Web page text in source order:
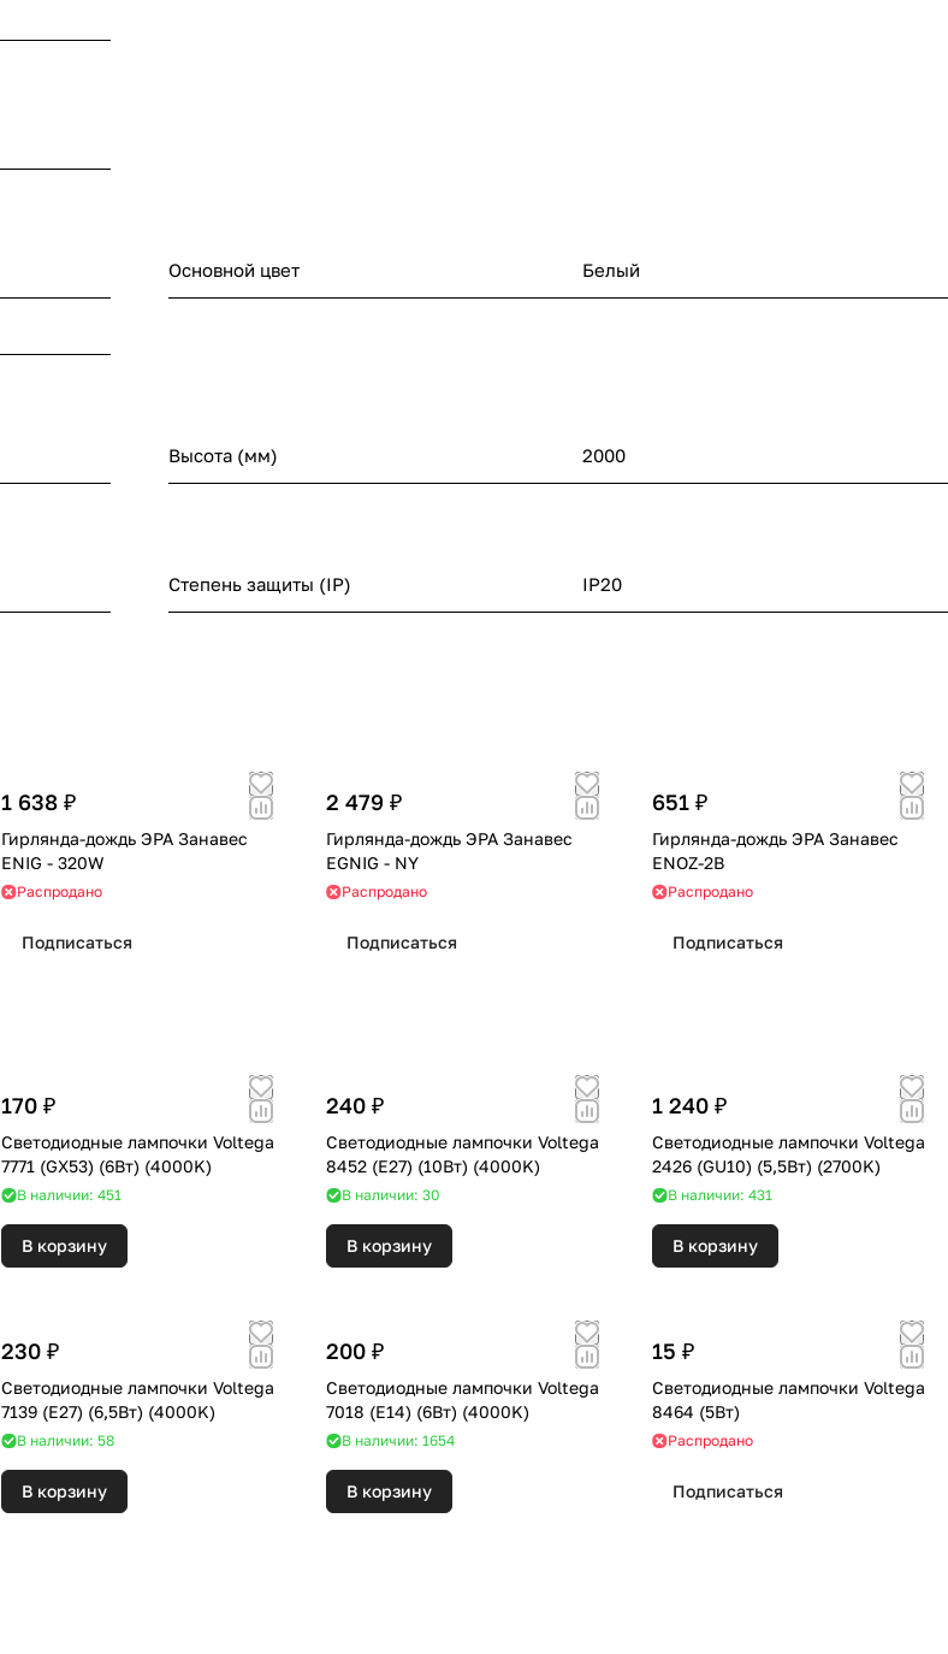
Основной цвет Белый
Высота (мм) 2000
Степень защиты (IP) IP20
1 638 ₽
Гирлянда-дождь ЭРА Занавес
ЕNIG - 320W
Распродано
Подписаться
2 479 ₽
Гирлянда-дождь ЭРА Занавес
ЕGNIG - NY
Распродано
Подписаться
651 ₽
Гирлянда-дождь ЭРА Занавес
ENOZ-2B
Распродано
Подписаться
170 ₽
Светодиодные лампочки Voltega
7771 (GX53) (6Вт) (4000K)
В наличии: 451
В корзину
240 ₽
Светодиодные лампочки Voltega
8452 (E27) (10Вт) (4000K)
В наличии: 30
В корзину
1 240 ₽
Светодиодные лампочки Voltega
2426 (GU10) (5,5Вт) (2700K)
В наличии: 431
В корзину
230 ₽
Светодиодные лампочки Voltega
7139 (E27) (6,5Вт) (4000K)
В наличии: 58
В корзину
200 ₽
Светодиодные лампочки Voltega
7018 (E14) (6Вт) (4000K)
В наличии: 1654
В корзину
15 ₽
Светодиодные лампочки Voltega
8464 (5Вт)
Распродано
Подписаться